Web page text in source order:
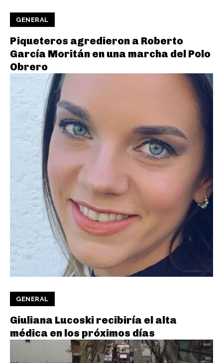
GENERAL
Piqueteros agredieron a Roberto
García Moritán en una marcha del Polo
Obrero
GENERAL
Giuliana Lucoski recibiría el alta
médica en los próximos días